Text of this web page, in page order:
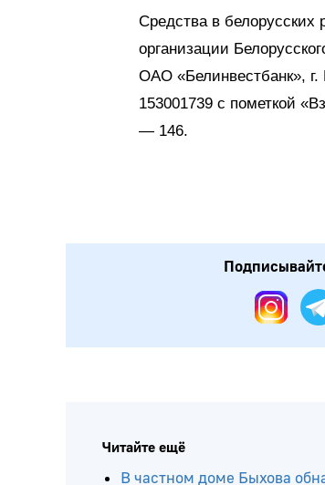
Средства в белорусских
организации
ОАО «Белинвестбанк»,
153001739 с пометкой
— 146.
Подписывайтесь на нас в: